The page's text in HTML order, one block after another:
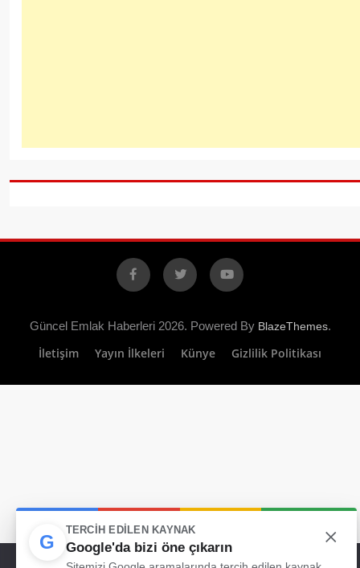
Facebook
X YouTube
Güncel Emlak Haberleri 2026. Powered By BlazeThemes.
İletişim Yayın İlkeleri Künye Gizlilik Politikası
Web sitemizde size en iyi deneyimi sunabilmemiz için çerezleri
G
TERCIH EDILEN KAYNAK
Google'da bizi öne çıkarın ×